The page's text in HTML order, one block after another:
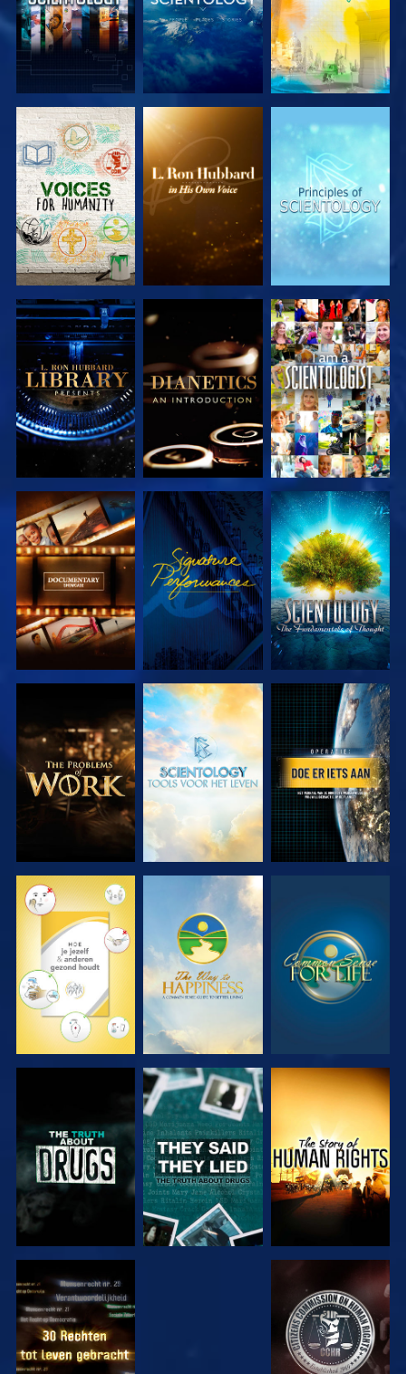
VERKEN DE
SERIE
VERKEN DE
SERIE
VERKEN DE
SERIE
VERKEN DE
SERIE
VERKEN DE
SERIE
KIJK
VERKEN DE
SERIE
KIJK
VERKEN DE
SERIE
VERKEN DE
SERIE
VERKEN DE
SERIE
KIJK
KIJK KIJK KIJK
KIJK KIJK
KIJK KIJK